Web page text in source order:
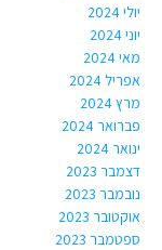
יולי 2024
יוני 2024
מאי 2024
אפריל 2024
מרץ 2024
פברואר 2024
ינואר 2024
דצמבר 2023
נובמבר 2023
אוקטובר 2023
ספטמבר 2023